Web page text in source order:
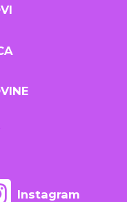
Instagram